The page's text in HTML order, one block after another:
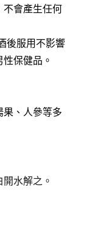
不會產生任何
後服用不影響
保健品。
果、人參等多
水解之。